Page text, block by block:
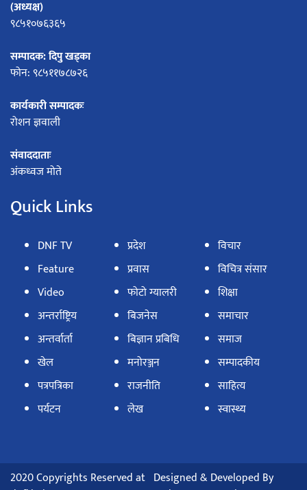
(अध्यक्ष)
९८५१०७६३६५
सम्पादक: दिपु खड्का
फोन: ९८५११७८७२६
कार्यकारी सम्पादकः
रोशन ज्ञवाली
संवाददाताः
अंकध्वज मोते
Quick Links
DNF TV
Feature
Video
अन्तर्राष्ट्रिय
अन्तर्वार्ता
खेल
पत्रपत्रिका
पर्यटन
प्रदेश
प्रवास
फोटो ग्यालरी
बिजनेस
बिज्ञान प्रबिधि
मनोरञ्जन
राजनीति
लेख
विचार
विचित्र संसार
शिक्षा
समाचार
समाज
सम्पादकीय
साहित्य
स्वास्थ्य
2020 Copyrights Reserved at Designed & Developed By